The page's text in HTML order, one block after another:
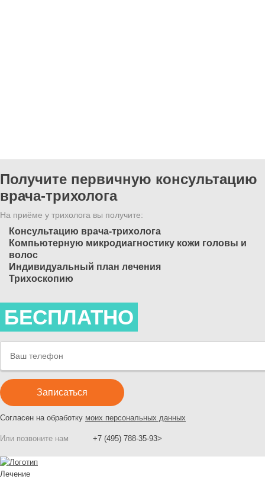
Получите первичную консультацию
врача-трихолога
На приёме у трихолога вы получите:
Консультацию врача-трихолога
Компьютерную микродиагностику кожи головы и
волос
Индивидуальный план лечения
Трихоскопию
БЕСПЛАТНО
Согласен на обработку моих персональных данных
Или позвоните нам +7 (495) 788-35-93>
Лечение